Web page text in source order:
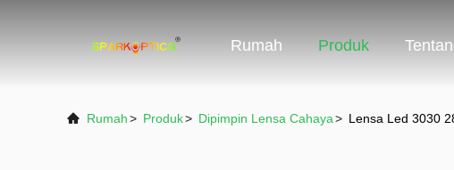
Rumah Produk
Rumah> Produk> Dipimpin Lensa Cahaya> Lensa Led 3030